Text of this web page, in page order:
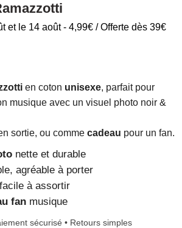
et le 14 août - 4,99€ / Offerte dès 39€
en coton unisexe, parfait pour
musique avec un visuel photo noir &
sortie, ou comme cadeau pour un fan.
nette et durable
agréable à porter
facile à assortir
fan musique
sécurisé • Retours simples